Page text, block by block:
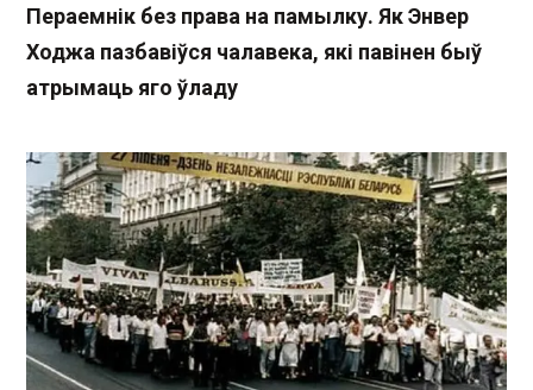
Пераемнік без права на памылку. Як Энвер
Ходжа пазбавіўся чалавека, які павінен быў
атрымаць яго ўладу